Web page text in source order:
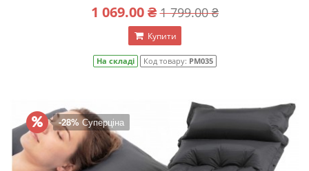
1 069.00 ₴ 1 799.00 ₴
Купити
На складі Код товару: PM035
-28%Суперціна